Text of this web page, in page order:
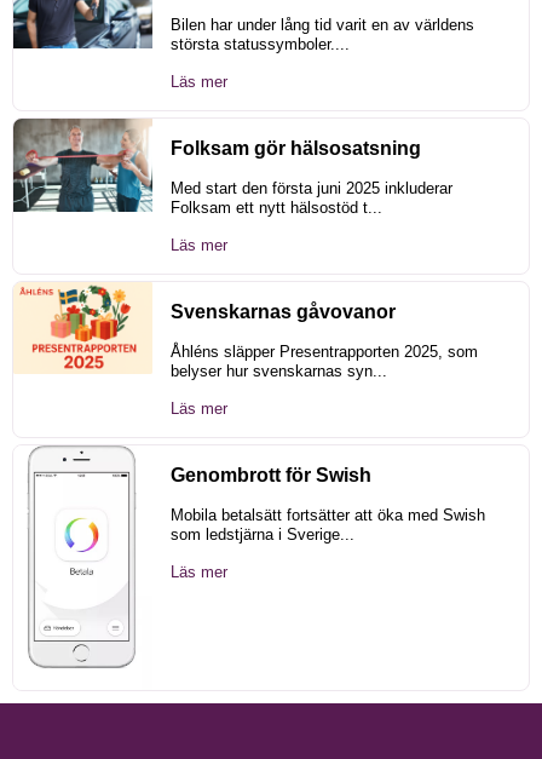
Bilen har under lång tid varit en av världens
största statussymboler....
Läs mer
Folksam gör hälsosatsning
Med start den första juni 2025 inkluderar
Folksam ett nytt hälsostöd t...
Läs mer
Svenskarnas gåvovanor
Åhléns släpper Presentrapporten 2025, som
belyser hur svenskarnas syn...
Läs mer
Genombrott för Swish
Mobila betalsätt fortsätter att öka med Swish
som ledstjärna i Sverige...
Läs mer